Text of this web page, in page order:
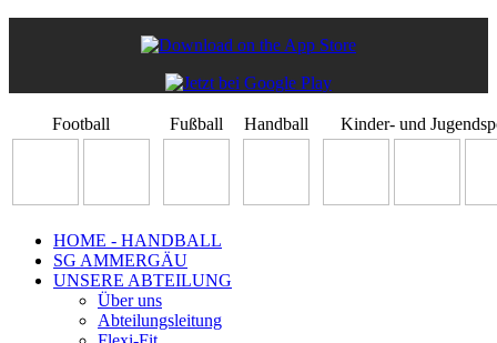
Football Fußball Handball Kinder- und
HOME - HANDBALL
SG AMMERGÄU
UNSERE ABTEILUNG
Über uns
Abteilungsleitung